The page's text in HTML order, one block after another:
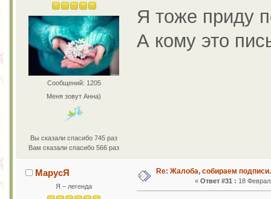
Сообщений: 1205
Меня зовут Анна)
Вы сказали спасибо 745 раз
Вам сказали спасибо 566 раз
Я тоже приду
А кому это
МарусЯ
Я – легенда
Re: Жалоба, собираем подписи.
« Ответ #31 : 18